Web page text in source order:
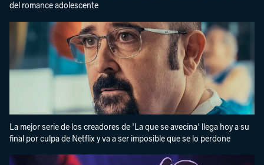
del romance adolescente
La mejor serie de los creadores de 'La que se avecina' llega hoy a su
final por culpa de Netflix y va a ser imposible que se lo perdone